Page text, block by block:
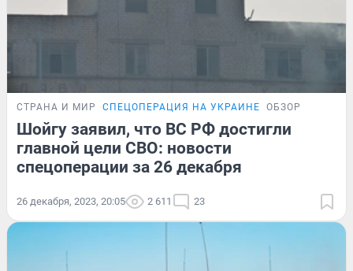
СТРАНА И МИР СПЕЦОПЕРАЦИЯ НА УКРАИНЕ ОБЗОР
Шойгу заявил, что ВС РФ достигли
главной цели СВО: новости
спецоперации за 26 декабря
26 декабря, 2023, 20:05 2 611 23